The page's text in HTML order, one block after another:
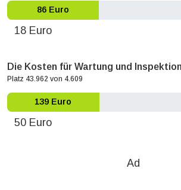
86 Euro
18 Euro
Die Kosten für Wartung und
Platz 43.962 von 4.609
139 Euro
50 Euro
Ad